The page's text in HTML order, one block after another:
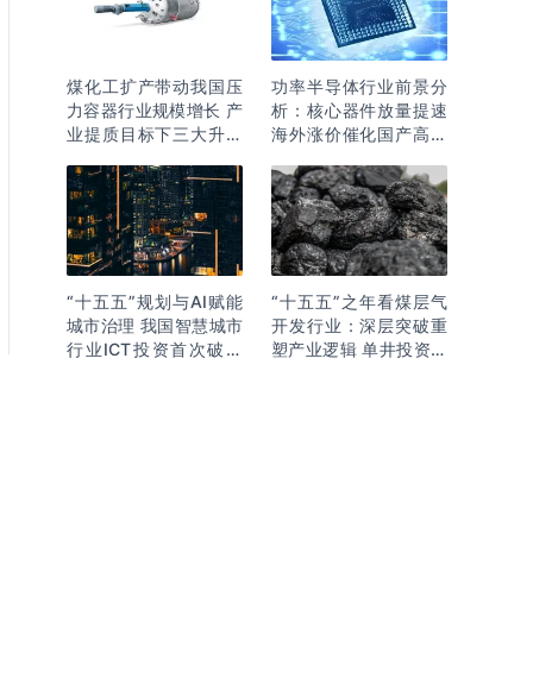
煤化工扩产带动我国压
力容器行业规模增长 产
业提质目标下三大升级
功率半导体行业前景分
析：核心器件放量提速
海外涨价催化国产高端
“十五五”规划与AI赋能
城市治理 我国智慧城市
行业ICT投资首次破万
“十五五”之年看煤层气
开发行业：深层突破重
塑产业逻辑 单井投资成